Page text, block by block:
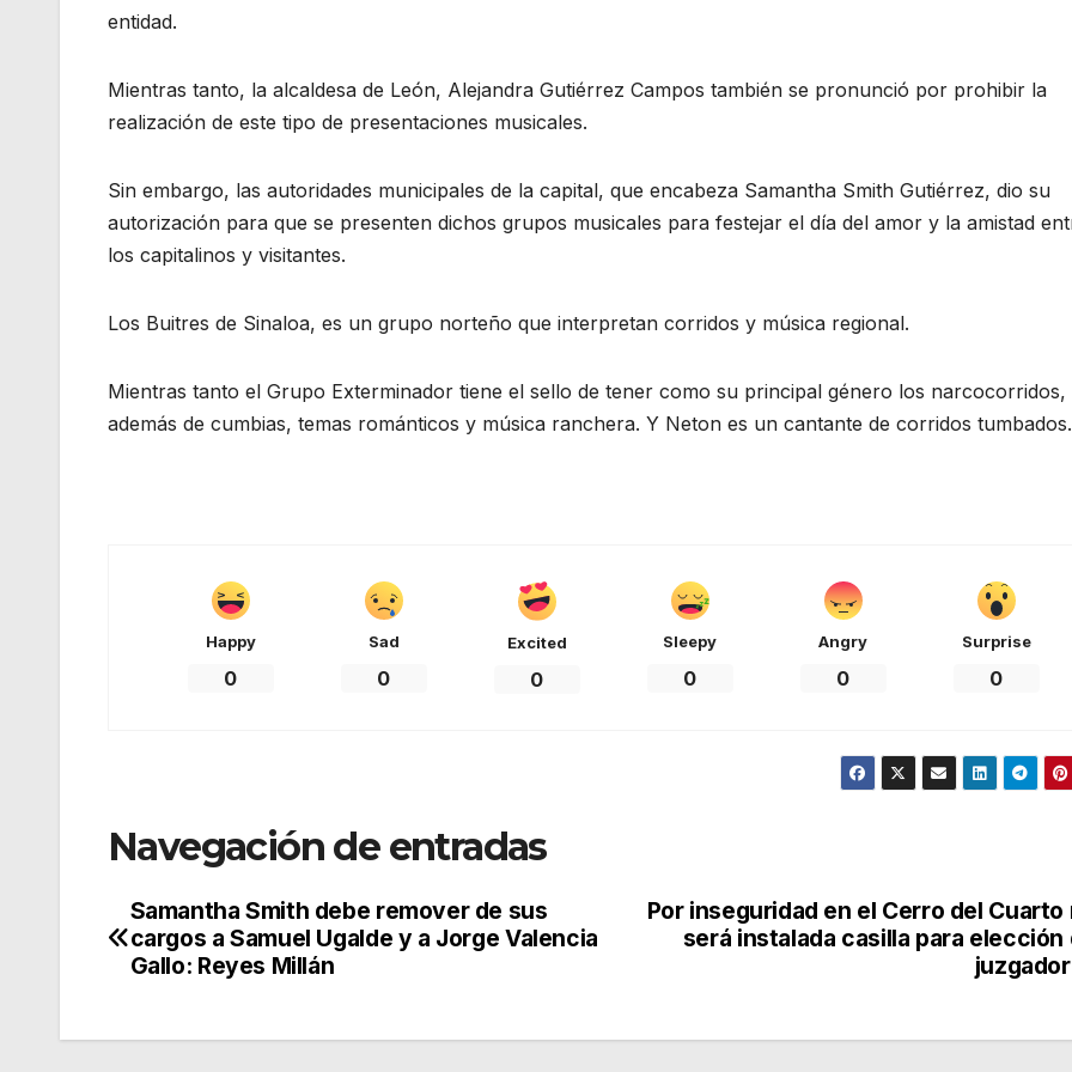
entidad.
Mientras tanto, la alcaldesa de León, Alejandra Gutiérrez Campos también se pronunció por prohibir la
realización de este tipo de presentaciones musicales.
Sin embargo, las autoridades municipales de la capital, que encabeza Samantha Smith Gutiérrez, dio su
autorización para que se presenten dichos grupos musicales para festejar el día del amor y la amistad
los capitalinos y visitantes.
Los Buitres de Sinaloa, es un grupo norteño que interpretan corridos y música regional.
Mientras tanto el Grupo Exterminador tiene el sello de tener como su principal género los narcocorridos,
además de cumbias, temas románticos y música ranchera. Y Neton es un cantante de corridos tumbados.
Happy
0
Sad
0
Excited
0
Sleepy
0
Angry
0
Surprise
0
Navegación de entradas
Por inseguridad en el Cerro del Cuarto
será instalada casilla para elección
Samantha Smith debe remover de sus
cargos a Samuel Ugalde y a Jorge Valencia
Gallo: Reyes Millán